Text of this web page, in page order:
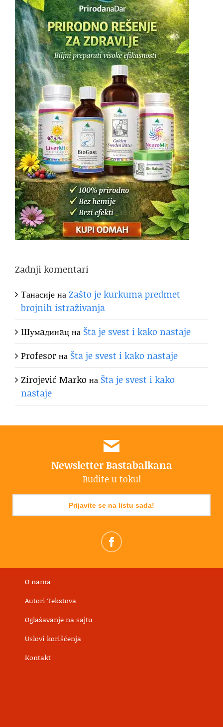
Zadnji komentari
ТанасијенаZašto je kurkuma predmet
brojnih istraživanja
Шумaдинaцна Šta je svest i kako nastaje
Profesorна Šta je svest i kako nastaje
Zirojević Marko на Šta je svest i kako
nastaje
Newsletter Bastabalkana
Budite u toku!
Prijavite se na listu sada!
O nama
Autori Tekstova
Oglašavanje na sajtu
Uslovi korišćenja
Kontakt